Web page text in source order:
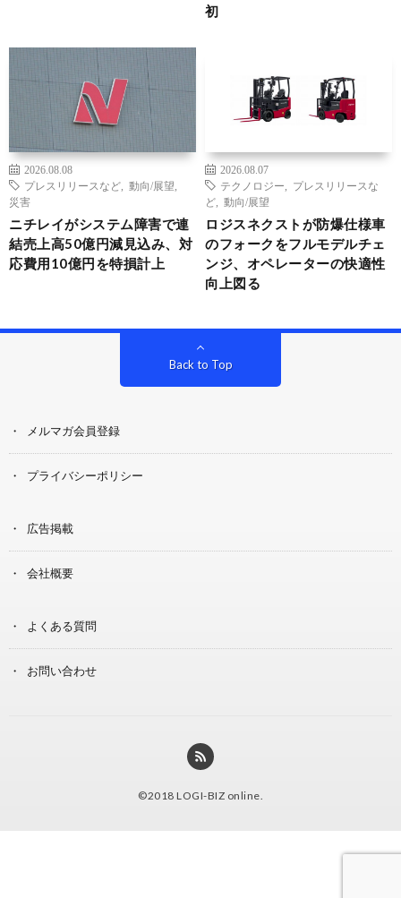
初
2026.08.08
プレスリリースなど
動向/展望
災害
ニチレイがシステム障害で連
結売上高50億円減見込み、対
応費用10億円を特損計上
2026.08.07
テクノロジー
プレスリリースな
ど
動向/展望
ロジスネクストが防爆仕様車
のフォークをフルモデルチェ
ンジ、オペレーターの快適性
向上図る
Back to Top
メルマガ会員登録
プライバシーポリシー
広告掲載
会社概要
よくある質問
お問い合わせ
©2018 LOGI-BIZ online.